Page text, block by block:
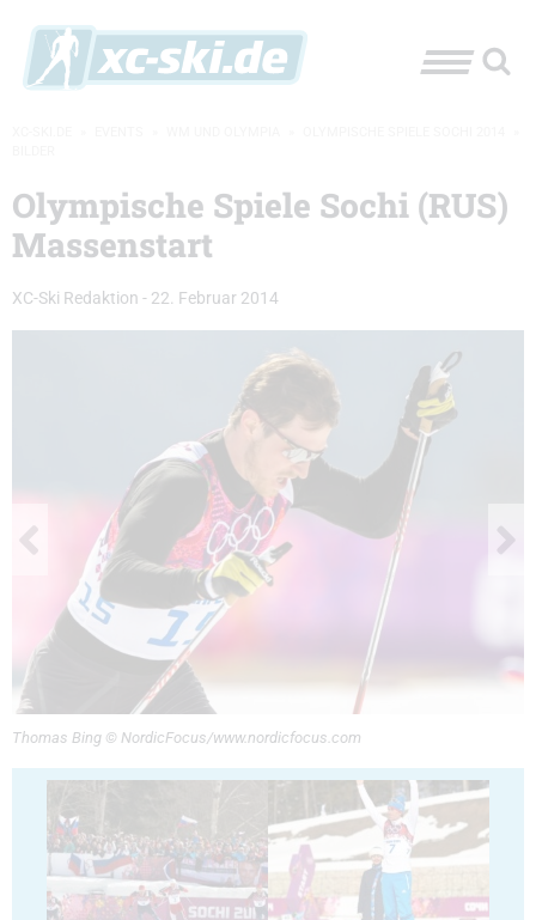
Olympische Spiele Sochi (RUS)
Massenstart
XC-Ski Redaktion - 22. Februar 2014
Thomas Bing © NordicFocus/www.nordicfocus.com